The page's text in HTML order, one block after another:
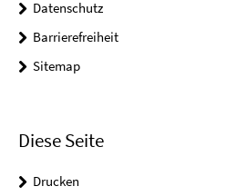
Datenschutz
Barrierefreiheit
Sitemap
Diese Seite
Drucken